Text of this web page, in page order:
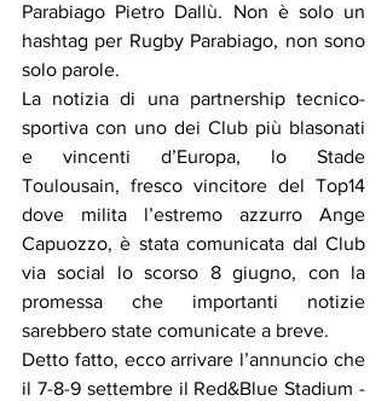
Parabiago Pietro Dallù. Non è solo un
hashtag per Rugby Parabiago, non sono
solo parole.
La notizia di una partnership tecnico-
sportiva con uno dei Club più blasonati
e vincenti d’Europa, lo Stade
Toulousain, fresco vincitore del Top14
dove milita l’estremo azzurro Ange
Capuozzo, è stata comunicata dal Club
via social lo scorso 8 giugno, con la
promessa che importanti notizie
sarebbero state comunicate a breve.
Detto fatto, ecco arrivare l’annuncio che
il 7-8-9 settembre il Red&Blue Stadium -